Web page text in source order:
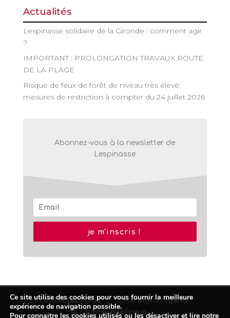
Actualités
Lespinasse solidaire de la Gironde : comment agir
?
IMPORTANT : PROLONGATION TRAVAUX ROUTE
DE LA PLAGE
Risque de feux de forêt de niveau très élevé:
mesures de restriction à compter du 24 juillet 2026
Abonnez-vous à la newsletter de
Lespinasse
je m'inscris !
Contactez-nous
Mentions légales
© Charte graphique
Ce site utilise des cookies pour vous fournir la meilleure
expérience de navigation possible.
Pour connaitre les cookies utilisés ou les désactiver et lire notre